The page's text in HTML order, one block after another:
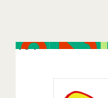
404